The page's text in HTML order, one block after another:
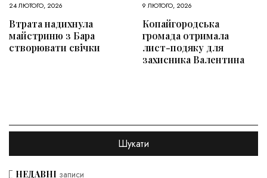
24 ЛЮТОГО, 2026
Втрата надихнула
майстриню з Бара
створювати свічки
9 ЛЮТОГО, 2026
Копайгородська
громада отримала
лист-подяку для
захисника Валентина
НЕДАВНІ записи